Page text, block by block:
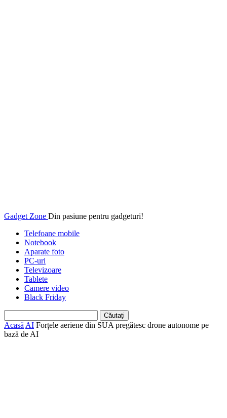
Gadget Zone Din pasiune pentru gadgeturi!
Telefoane mobile
Notebook
Aparate foto
PC-uri
Televizoare
Tablete
Camere video
Black Friday
Acasă AI Forțele aeriene din SUA pregătesc drone autonome pe
bază de AI